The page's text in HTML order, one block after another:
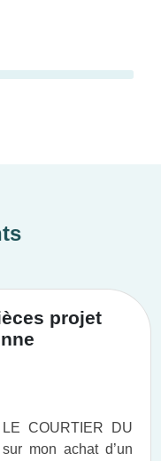
projet
COURTIER DU
mon achat d’un